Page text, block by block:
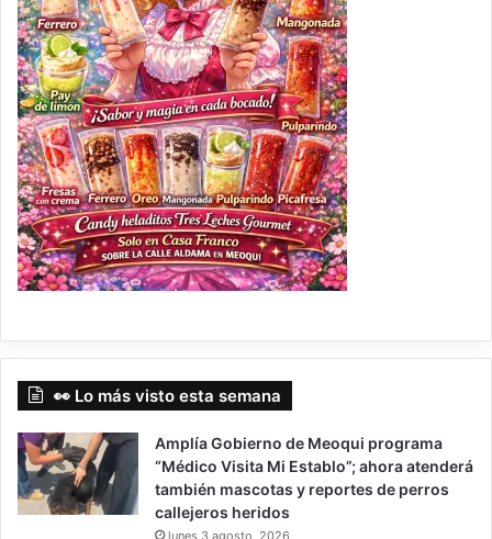
👀 Lo más visto esta semana
Amplía Gobierno de Meoqui programa
“Médico Visita Mi Establo”; ahora atenderá
también mascotas y reportes de perros
callejeros heridos